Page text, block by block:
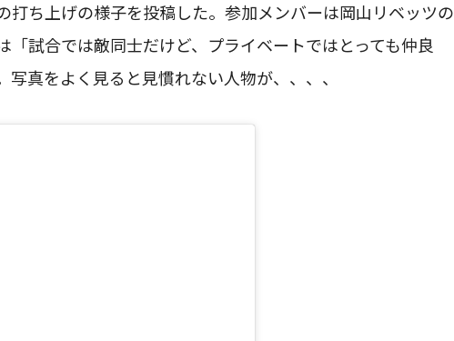
打ち上げの様子を投稿した。参加メンバーは岡山リベッツの
「試合では敵同士だけど、プライベートではとっても仲良
写真をよく見ると見慣れない人物が、、、、